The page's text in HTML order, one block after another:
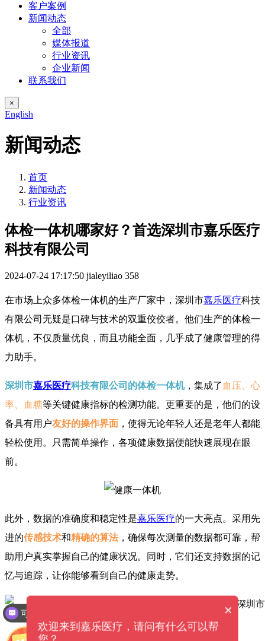
客户案例
新闻动态
全部
媒体报道
行业资讯
企业新闻
联系我们
×
English
新闻动态
首页
新闻动态
行业资讯
体检一体机哪家好？首选深圳市嘉乐医疗
科技有限公司
2024-07-24 17:17:50 jialeyiliao 358
在市场上众多体检一体机的生产厂家中，深圳市嘉乐医疗科技
有限公司无疑是口碑与技术的双重佼佼者。他们生产的体检一
体机，不仅质量优良，而且功能全面，几乎成了健康管理的得
力助手。
深圳市嘉乐医疗科技有限公司的体检一体机，集成了 血压、心
率、血糖等关键健康指标的检测功能。更重要的是，他们的设
备具有用户友好的操作界面 ，使得无论年轻人还是老年人都能
轻松使用。只需简单操作，各项健康数据便能快速展现在眼
前。
此外，数据的准确度和稳定性是嘉乐医疗的一大亮点。采用先
进的传感技术和精确的算法 ，确保每次测量的数据都可靠，帮
助用户真实掌握自己的健康状况。同时，它们还支持数据的记
忆与追踪，让你能够看到自己的健康走势。
×
欢迎来到嘉乐医疗，请问有什么可以帮